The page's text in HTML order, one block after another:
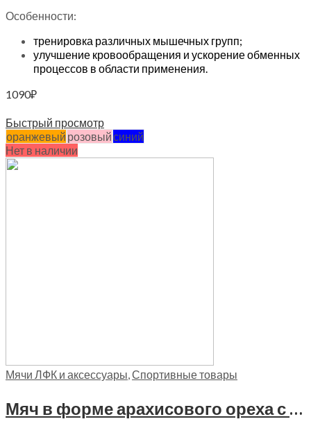
Особенности:
тренировка различных мышечных групп;
улучшение кровообращения и ускорение обменных
процессов в области применения.
1090₽
Быстрый просмотр
оранжевый розовыйсиний
Нет в наличии
Мячи ЛФК и аксессуары,Спортивные товары
Мяч в форме арахисового ореха с системой «антиразрыв» Trives, М 253 красный